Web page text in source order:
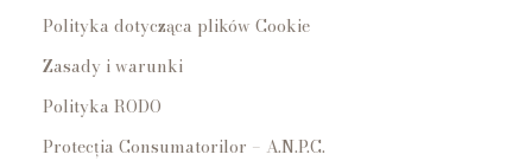
Polityka dotycząca plików Cookie
Zasady i warunki
Polityka RODO
Protecția Consumatorilor – A.N.P.C.